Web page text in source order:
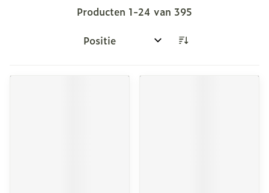
Producten 1-24 van 395
Sorteer op: